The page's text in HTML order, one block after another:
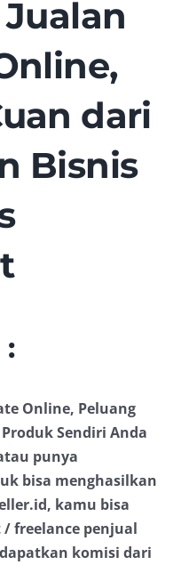
dari
Bisnis
Online, Peluang
Sendiri Anda
punya
bisa menghasilkan
kamu bisa
freelance penjual
komisi dari